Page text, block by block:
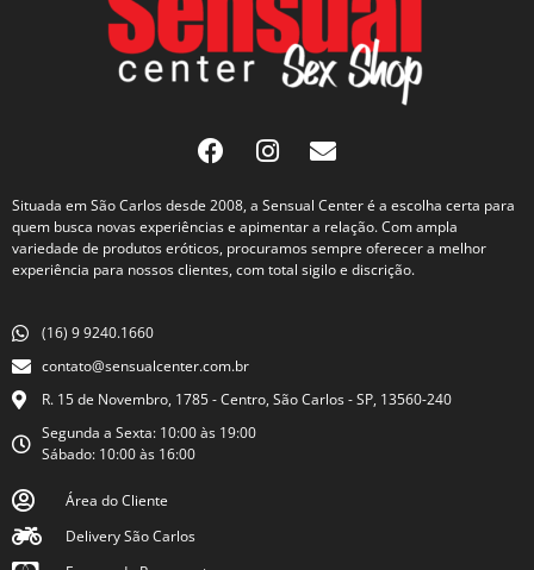
Situada em São Carlos desde 2008, a Sensual Center é a escolha certa para
quem busca novas experiências e apimentar a relação. Com ampla
variedade de produtos eróticos, procuramos sempre oferecer a melhor
experiência para nossos clientes, com total sigilo e discrição.
(16) 9 9240.1660
contato@sensualcenter.com.br
R. 15 de Novembro, 1785 - Centro, São Carlos - SP, 13560-240
Segunda a Sexta: 10:00 às 19:00
Sábado: 10:00 às 16:00
Área do Cliente
Delivery São Carlos